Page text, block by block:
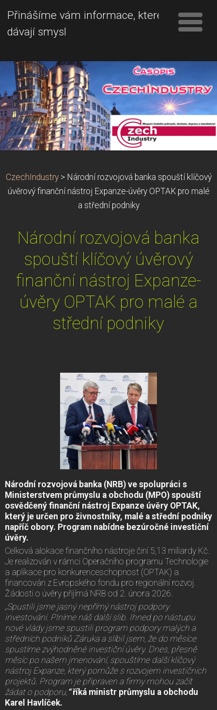
Přinášíme vám informace, které
dávají smysl
CzechIndustry > Národní rozvojová banka spouští klíčový
úvěrový finanční nástroj Expanze-úvěry OPTAK pro malé
a střední podniky
Národní rozvojová banka
spouští klíčový úvěrový
finanční nástroj Expanze-
úvěry OPTAK pro malé a
střední podniky
Národní rozvojová banka (NRB) ve spolupráci s
Ministerstvem průmyslu a obchodu (MPO) spouští
osvědčený finanční nástroj Expanze úvěry OPTAK,
který je určen pro živnostníky, malé a střední podniky
napříč obory. Program nabídne bezúročné investiční
úvěry.
Celková alokace finančního nástroje činí 5,13 miliardy Kč.
Je realizován v rámci Operačního programu Technologie
a aplikace pro konkurenceschopnost (OPTAK) a
financován z Evropského fondu pro regionální rozvoj.
Žádosti o úvěry přijímá NRB od 2. února 2026.
„Spustili jsme jasný nepřímý nástroj podpory
investování. Plníme náš další slib. Ihned po nástupu
nové vlády jsme spustili program podpory malých a
středních podniků Záruka a slíbil jsem, že do měsíce
spustíme zvýhodněné investiční úvěry. Dnes, přesně
měsíc po našem jmenování, spouštíme další klíčový
nástroj Expanze, který pomůže s rozvojem investičních
projektů. Program je připraven a firmy mohou začít
žádat o podporu, “říká ministr průmyslu a obchodu
Karel Havlíček.